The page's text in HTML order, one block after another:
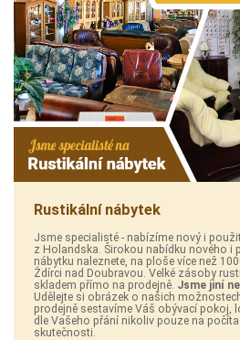
Previous
Rustikální nábytek
Jsme specialisté - nabízíme nový i
z Holandska. Širokou nabídku nového i
nábytku naleznete, na ploše více než
Ždírci nad Doubravou. Velké zásoby
skladem přímo na prodejně. Jsme jiní
Udělejte si obrázek o našich
prodejně sestavíme Váš obývací pokoj,
dle Vašeho přání nikoliv pouze na
skutečnosti.